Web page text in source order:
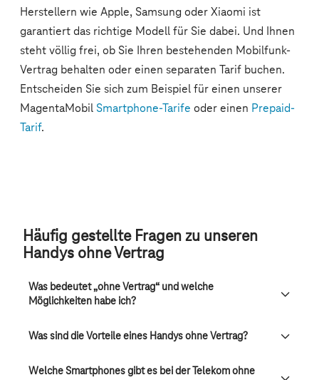
Häufig gestellte Fragen zu unseren
Handys ohne Vertrag
Was bedeutet „ohne Vertrag“ und welche
Möglichkeiten habe ich?
Was sind die Vorteile eines Handys ohne Vertrag?
Welche Smartphones gibt es bei der Telekom ohne